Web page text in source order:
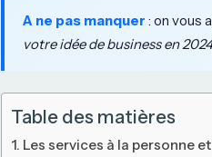
A ne pas manquer : on vous
votre idée de business en 2024
Table des matières
Les services à la personne